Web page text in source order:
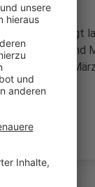
beträgt
2017 und
Mitte